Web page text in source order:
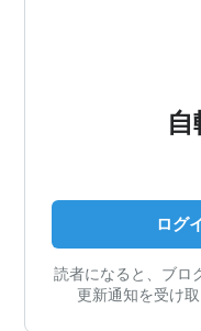
ログ
読者になると、ブロ
更新通知を受け